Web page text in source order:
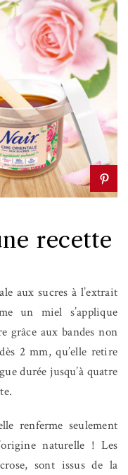
recette
aux sucres à l’extrait
un miel s’applique
grâce aux bandes non
2 mm, qu’elle retire
durée jusqu’à quatre
renferme seulement
naturelle ! Les
sont issus de la